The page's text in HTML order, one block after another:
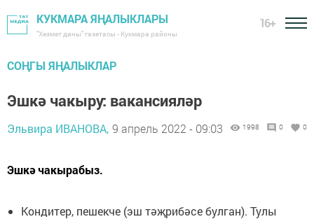
КУКМАРА ЯҢАЛЫКЛАРЫ
"Хезмәт даны" газетасы - Кукмара районы
16+
СОҢГЫ ЯҢАЛЫКЛАР
Эшкә чакыру: вакансияләр
Эльвира ИВАНОВА, 9 апрель 2022 - 09:03 1998 0 0
Эшкә чакырабыз.
Кондитер, пешекче (эш тәҗрибәсе булган). Тулы